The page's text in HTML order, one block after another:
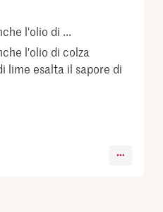
l'olio di ...
l'olio di colza
lime esalta il sapore di